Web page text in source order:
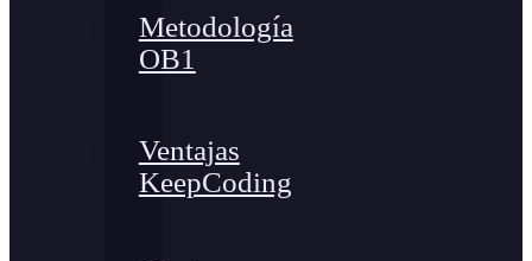
Metodología
OB1
Ventajas
KeepCoding